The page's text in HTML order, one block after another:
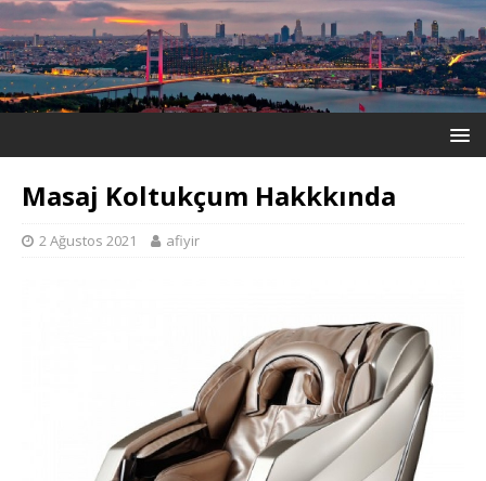
Masaj Koltukçum Hakkkında
2 Ağustos 2021 afiyir